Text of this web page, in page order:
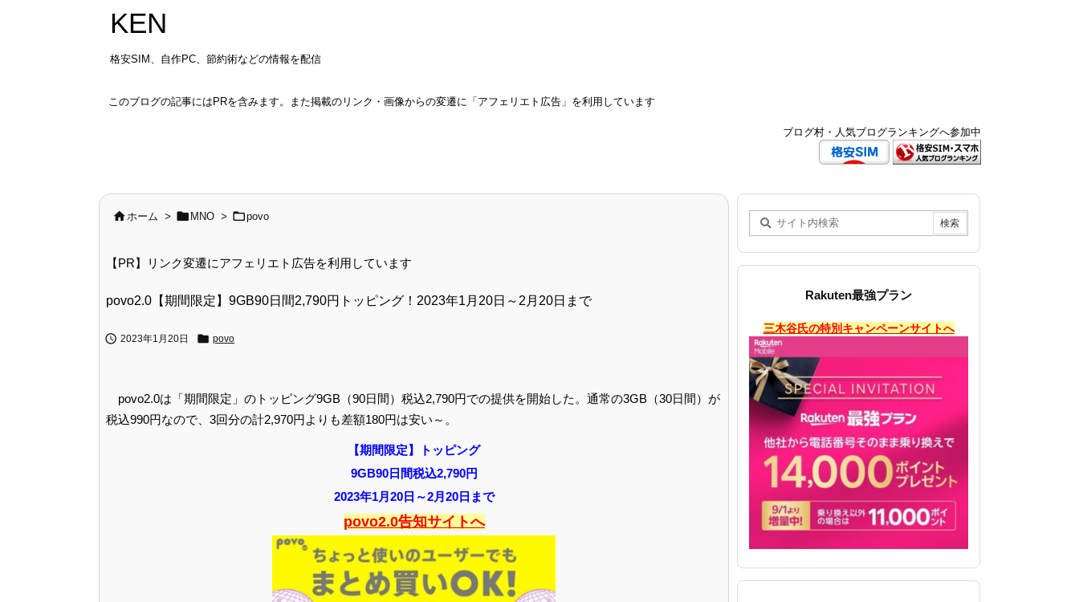
KEN
格安SIM、自作PC、節約術などの情報を配信
このブログの記事にはPRを含みます。また掲載のリンク・画像からの変遷に「アフェリエト広告」を利用しています
ブログ村・人気ブログランキングへ参加中
 ホーム >  MNO > povo
【PR】リンク変遷にアフェリエト広告を利用しています
povo2.0【期間限定】9GB90日間2,790円トッピング！2023年1月20日～2月20日まで
 2023年1月20日  povo
povo2.0は「期間限定」のトッピング9GB（90日間）税込2,790円での提供を開始した。通常の3GB（30日間）が
税込990円なので、3回分の計2,970円よりも差額180円は安い～。
【期間限定】トッピング
9GB90日間税込2,790円
2023年1月20日～2月20日まで
povo2.0告知サイトへ
Rakuten最強プラン
三木谷氏の特別キャンペーンサイトへ